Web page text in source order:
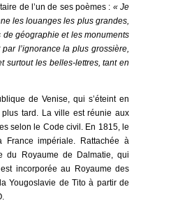
de l’un de ses poèmes : « Je
les louanges les plus grandes,
géographie et les monuments
l’ignorance la plus grossière,
surtout les belles-lettres, tant en
de Venise, qui s’éteint en
tard. La ville est réunie aux
selon le Code civil. En 1815, le
impériale. Rattachée à
du Royaume de Dalmatie, qui
incorporée au Royaume des
Yougoslavie de Tito à partir de